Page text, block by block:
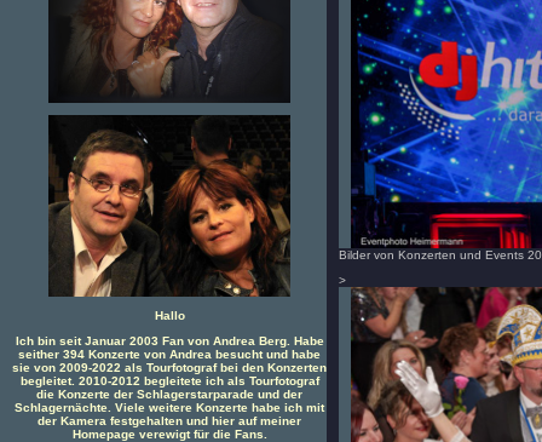
Hallo
Ich bin seit Januar 2003 Fan von Andrea Berg. Habe
seither 394 Konzerte von Andrea besucht und habe
sie von 2009-2022 als Tourfotograf bei den Konzerten
begleitet. 2010-2012 begleitete ich als Tourfotograf
die Konzerte der Schlagerstarparade und der
Schlagernächte. Viele weitere Konzerte habe ich mit
der Kamera festgehalten und hier auf meiner
Homepage verewigt für die Fans.
Bilder von Konzerten und Events
>